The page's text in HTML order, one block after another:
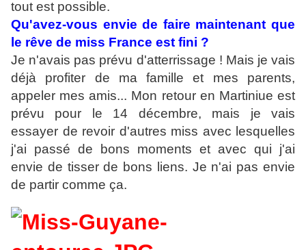
tout est possible.
Qu'avez-vous envie de faire maintenant que
le rêve de miss France est fini ?
Je n'avais pas prévu d'atterrissage ! Mais je vais
déjà profiter de ma famille et mes parents,
appeler mes amis... Mon retour en Martiniue est
prévu pour le 14 décembre, mais je vais
essayer de revoir d'autres miss avec lesquelles
j'ai passé de bons moments et avec qui j'ai
envie de tisser de bons liens. Je n'ai pas envie
de partir comme ça.